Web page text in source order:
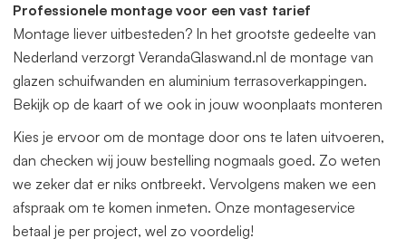
Professionele montage voor een vast tarief
Montage liever uitbesteden? In het grootste gedeelte van
Nederland verzorgt VerandaGlaswand.nl de montage van
glazen schuifwanden en aluminium terrasoverkappingen.
Bekijk op de kaart of we ook in jouw woonplaats monteren
Kies je ervoor om de montage door ons te laten uitvoeren,
dan checken wij jouw bestelling nogmaals goed. Zo weten
we zeker dat er niks ontbreekt. Vervolgens maken we een
afspraak om te komen inmeten. Onze montageservice
betaal je per project, wel zo voordelig!